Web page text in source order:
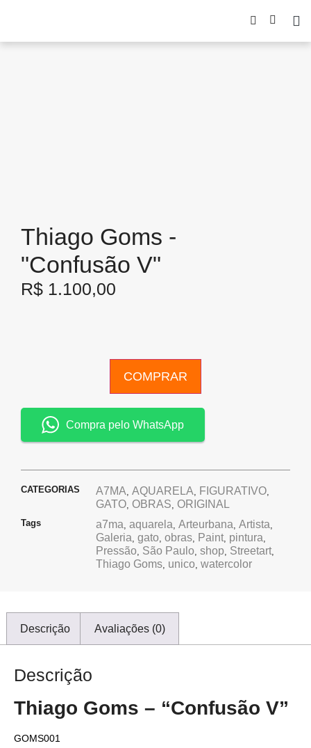
Thiago Goms -
"Confusão V"
R$ 1.100,00
COMPRAR
Compra pelo WhatsApp
CATEGORIAS A7MA, AQUARELA, FIGURATIVO,
GATO, OBRAS, ORIGINAL
Tags a7ma, aquarela, Arteurbana, Artista,
Galeria, gato, obras, Paint, pintura,
Pressão, São Paulo, shop, Streetart,
Thiago Goms, unico, watercolor
Descrição Avaliações (0)
Descrição
Thiago Goms – “Confusão V”
GOMS001